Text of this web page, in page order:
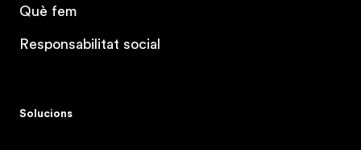
Què fem
Responsabilitat social
Solucions